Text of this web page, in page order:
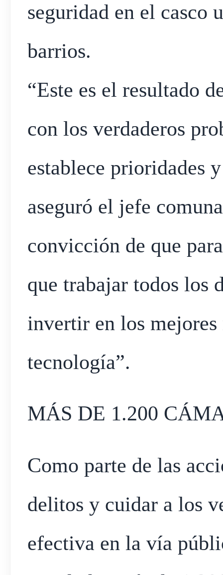
seguridad en el casco
barrios.
“Este es el resultado
con los verdaderos
establece prioridades
aseguró el jefe
convicción de que
que trabajar todos los
invertir en los
tecnología”.
MÁS DE 1.200
Como parte de las
delitos y cuidar a los
efectiva en la vía